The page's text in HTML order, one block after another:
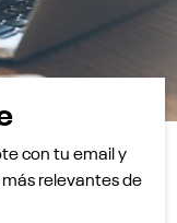
con tu email y
relevantes de